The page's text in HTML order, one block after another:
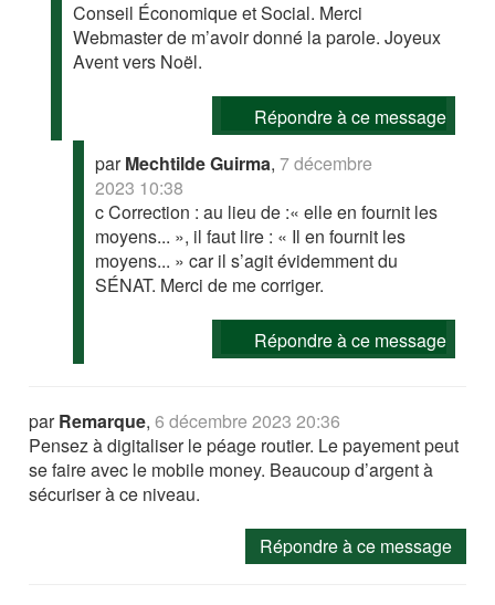
Conseil Économique et Social. Merci
Webmaster de m’avoir donné la parole. Joyeux
Avent vers Noël.
Répondre à ce message
parMechtilde Guirma,7 décembre
2023 10:38
c Correction : au lieu de :« elle en fournit les
moyens... », il faut lire : « Il en fournit les
moyens... » car il s’agit évidemment du
SÉNAT. Merci de me corriger.
Répondre à ce message
parRemarque,6 décembre 2023 20:36
Pensez à digitaliser le péage routier. Le payement peut
se faire avec le mobile money. Beaucoup d’argent à
sécuriser à ce niveau.
Répondre à ce message